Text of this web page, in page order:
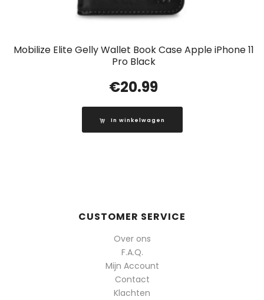
Mobilize Elite Gelly Wallet Book Case Apple iPhone 11
Pro Black
€20.99
In winkelwagen
CUSTOMER SERVICE
Over ons
F.A.Q.
Mijn Account
Contact
Klachten